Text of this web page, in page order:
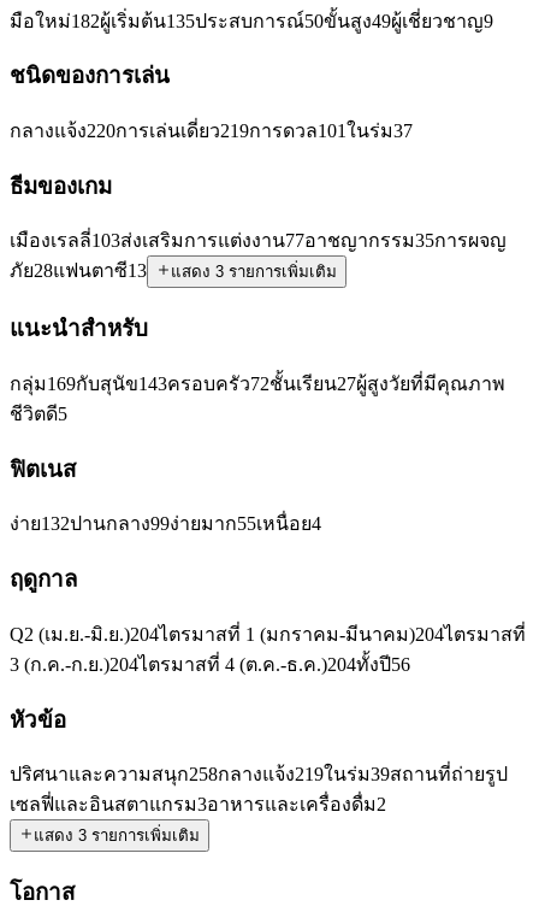
มือใหม่182ผู้เริ่มต้น135ประสบการณ์50ขั้นสูง49ผู้เชี่ยวชาญ9
ชนิดของการเล่น
กลางแจ้ง220การเล่นเดี่ยว219การดวล101ในร่ม37
ธีมของเกม
เมืองเรลลี่103ส่งเสริมการแต่งงาน77อาชญากรรม35การผจญ
ภัย28แฟนตาซี13 แสดง 3 รายการเพิ่มเติม
แนะนำสำหรับ
กลุ่ม169กับสุนัข143ครอบครัว72ชั้นเรียน27ผู้สูงวัยที่มีคุณภาพ
ชีวิตดี5
ฟิตเนส
ง่าย132ปานกลาง99ง่ายมาก55เหนื่อย4
ฤดูกาล
Q2 (เม.ย.-มิ.ย.)204ไตรมาสที่ 1 (มกราคม-มีนาคม)204ไตรมาสที่
3 (ก.ค.-ก.ย.)204ไตรมาสที่ 4 (ต.ค.-ธ.ค.)204ทั้งปี56
หัวข้อ
ปริศนาและความสนุก258กลางแจ้ง219ในร่ม39สถานที่ถ่ายรูป
เซลฟี่และอินสตาแกรม3อาหารและเครื่องดื่ม2
แสดง 3 รายการเพิ่มเติม
โอกาส